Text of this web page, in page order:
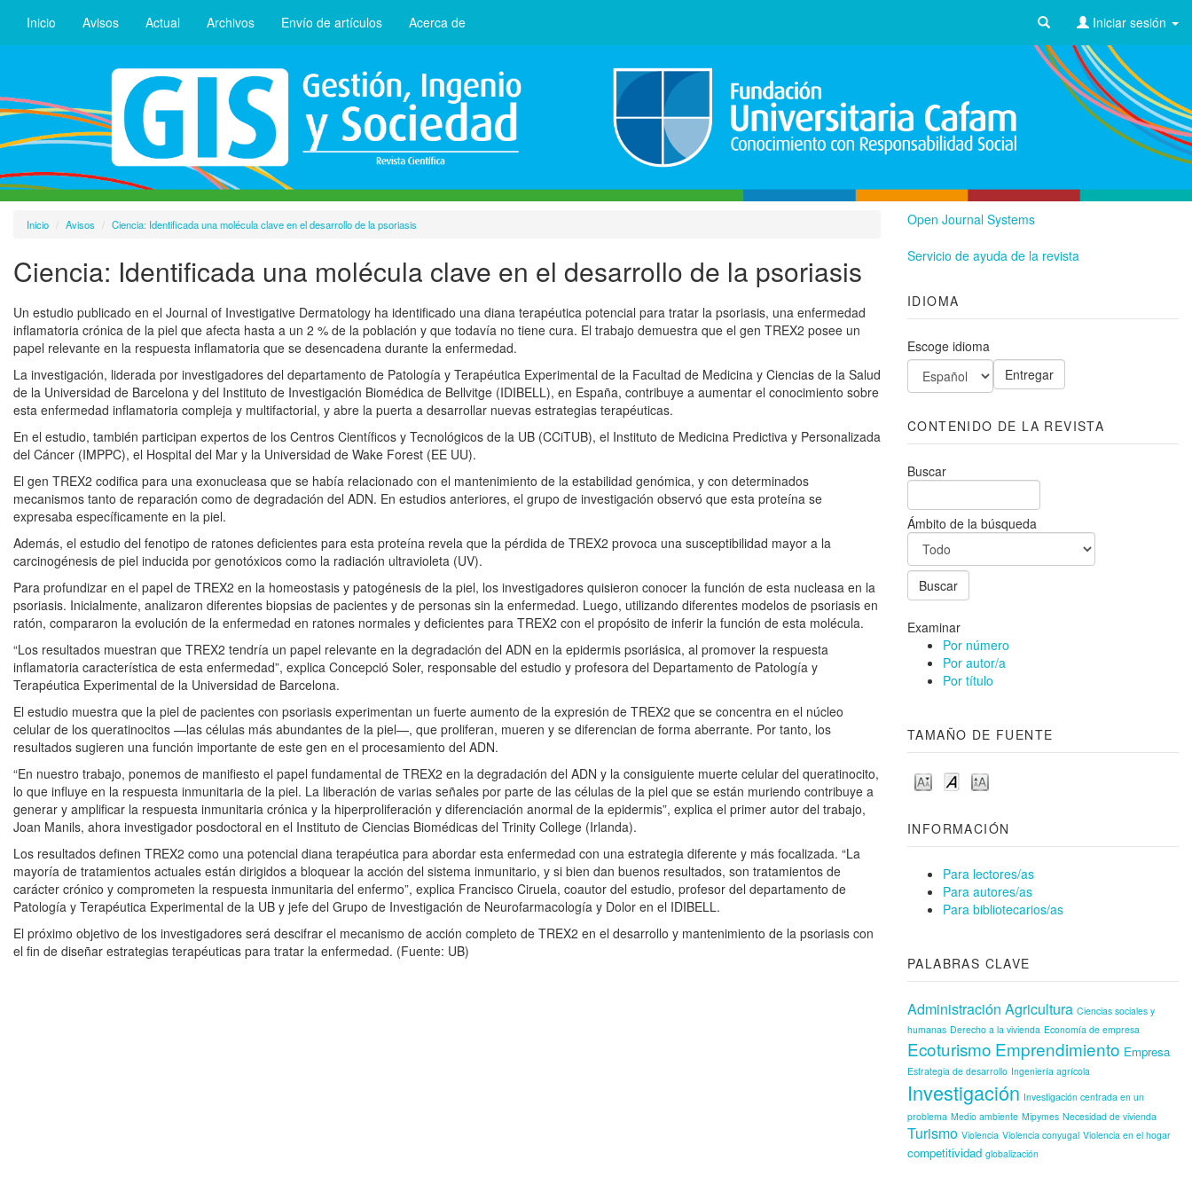
Inicio Avisos Actual Archivos Envío de artículos Acerca de Iniciar sesión
Inicio Avisos Ciencia: Identificada una molécula clave en el desarrollo de la psoriasis
Ciencia: Identificada una molécula clave en el desarrollo de la psoriasis
Un estudio publicado en el Journal of Investigative Dermatology ha identificado una diana terapéutica potencial para tratar la psoriasis, una enfermedad
inflamatoria crónica de la piel que afecta hasta a un 2 % de la población y que todavía no tiene cura. El trabajo demuestra que el gen TREX2 posee un
papel relevante en la respuesta inflamatoria que se desencadena durante la enfermedad.
La investigación, liderada por investigadores del departamento de Patología y Terapéutica Experimental de la Facultad de Medicina y Ciencias de la Salud
de la Universidad de Barcelona y del Instituto de Investigación Biomédica de Bellvitge (IDIBELL), en España, contribuye a aumentar el conocimiento sobre
esta enfermedad inflamatoria compleja y multifactorial, y abre la puerta a desarrollar nuevas estrategias terapéuticas.
En el estudio, también participan expertos de los Centros Científicos y Tecnológicos de la UB (CCiTUB), el Instituto de Medicina Predictiva y Personalizada
del Cáncer (IMPPC), el Hospital del Mar y la Universidad de Wake Forest (EE UU).
El gen TREX2 codifica para una exonucleasa que se había relacionado con el mantenimiento de la estabilidad genómica, y con determinados
mecanismos tanto de reparación como de degradación del ADN. En estudios anteriores, el grupo de investigación observó que esta proteína se
expresaba específicamente en la piel.
Además, el estudio del fenotipo de ratones deficientes para esta proteína revela que la pérdida de TREX2 provoca una susceptibilidad mayor a la
carcinogénesis de piel inducida por genotóxicos como la radiación ultravioleta (UV).
Para profundizar en el papel de TREX2 en la homeostasis y patogénesis de la piel, los investigadores quisieron conocer la función de esta nucleasa en la
psoriasis. Inicialmente, analizaron diferentes biopsias de pacientes y de personas sin la enfermedad. Luego, utilizando diferentes modelos de psoriasis en
ratón, compararon la evolución de la enfermedad en ratones normales y deficientes para TREX2 con el propósito de inferir la función de esta molécula.
“Los resultados muestran que TREX2 tendría un papel relevante en la degradación del ADN en la epidermis psoriásica, al promover la respuesta
inflamatoria característica de esta enfermedad”, explica Concepció Soler, responsable del estudio y profesora del Departamento de Patología y
Terapéutica Experimental de la Universidad de Barcelona.
El estudio muestra que la piel de pacientes con psoriasis experimentan un fuerte aumento de la expresión de TREX2 que se concentra en el núcleo
celular de los queratinocitos —las células más abundantes de la piel—, que proliferan, mueren y se diferencian de forma aberrante. Por tanto, los
resultados sugieren una función importante de este gen en el procesamiento del ADN.
“En nuestro trabajo, ponemos de manifiesto el papel fundamental de TREX2 en la degradación del ADN y la consiguiente muerte celular del queratinocito,
lo que influye en la respuesta inmunitaria de la piel. La liberación de varias señales por parte de las células de la piel que se están muriendo contribuye a
generar y amplificar la respuesta inmunitaria crónica y la hiperproliferación y diferenciación anormal de la epidermis”, explica el primer autor del trabajo,
Joan Manils, ahora investigador posdoctoral en el Instituto de Ciencias Biomédicas del Trinity College (Irlanda).
Los resultados definen TREX2 como una potencial diana terapéutica para abordar esta enfermedad con una estrategia diferente y más focalizada. “La
mayoría de tratamientos actuales están dirigidos a bloquear la acción del sistema inmunitario, y si bien dan buenos resultados, son tratamientos de
carácter crónico y comprometen la respuesta inmunitaria del enfermo”, explica Francisco Ciruela, coautor del estudio, profesor del departamento de
Patología y Terapéutica Experimental de la UB y jefe del Grupo de Investigación de Neurofarmacología y Dolor en el IDIBELL.
El próximo objetivo de los investigadores será descifrar el mecanismo de acción completo de TREX2 en el desarrollo y mantenimiento de la psoriasis con
el fin de diseñar estrategias terapéuticas para tratar la enfermedad. (Fuente: UB)
Open Journal Systems
Servicio de ayuda de la revista
IDIOMA
Escoge idioma
CONTENIDO DE LA REVISTA
Buscar
Ámbito de la búsqueda
Examinar
Por número
Por autor/a
Por título
TAMAÑO DE FUENTE
INFORMACIÓN
Para lectores/as
Para autores/as
Para bibliotecarios/as
PALABRAS CLAVE
Administración Agricultura Ciencias sociales y
humanas Derecho a la vivienda Economía de empresa
Ecoturismo Emprendimiento Empresa
Estrategia de desarrollo Ingeniería agrícola
Investigación Investigación centrada en un
problema Medio ambiente Mipymes Necesidad de vivienda
Turismo Violencia Violencia conyugal Violencia en el hogar
competitividad globalización